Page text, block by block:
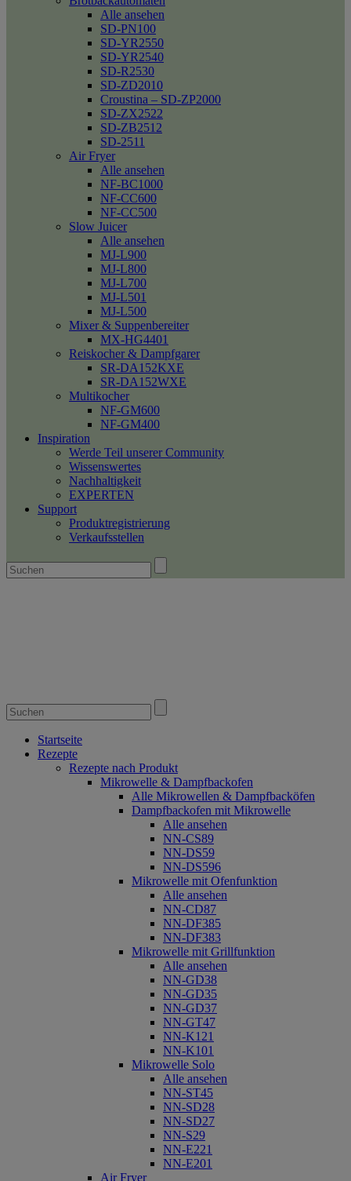
Alle ansehen
SD-PN100
SD-YR2550
SD-YR2540
SD-R2530
SD-ZD2010
Croustina – SD-ZP2000
SD-ZX2522
SD-ZB2512
SD-2511
Air Fryer
Alle ansehen
NF-BC1000
NF-CC600
NF-CC500
Slow Juicer
Alle ansehen
MJ-L900
MJ-L800
MJ-L700
MJ-L501
MJ-L500
Mixer & Suppenbereiter
MX-HG4401
Reiskocher & Dampfgarer
SR-DA152KXE
SR-DA152WXE
Multikocher
NF-GM600
NF-GM400
Inspiration
Werde Teil unserer Community
Wissenswertes
Nachhaltigkeit
EXPERTEN
Support
Produktregistrierung
Verkaufsstellen
Startseite
Rezepte
Rezepte nach Produkt
Mikrowelle & Dampfbackofen
Alle Mikrowellen & Dampfbacköfen
Dampfbackofen mit Mikrowelle
Alle ansehen
NN-CS89
NN-DS59
NN-DS596
Mikrowelle mit Ofenfunktion
Alle ansehen
NN-CD87
NN-DF385
NN-DF383
Mikrowelle mit Grillfunktion
Alle ansehen
NN-GD38
NN-GD35
NN-GD37
NN-GT47
NN-K121
NN-K101
Mikrowelle Solo
Alle ansehen
NN-ST45
NN-SD28
NN-SD27
NN-S29
NN-E221
NN-E201
Air Fryer